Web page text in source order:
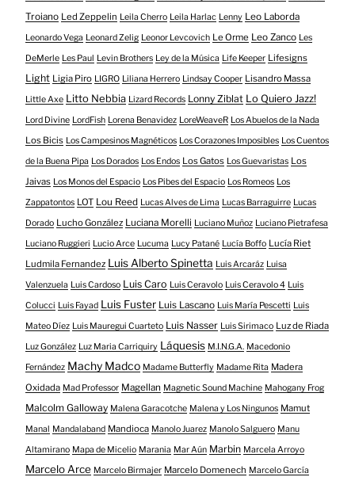
Troiano Led Zeppelin Leila Cherro Leila Harlac Lenny Leo Laborda
Leonardo Vega Leonard Zelig Leonor Levcovich Le Orme Leo Zanco Les
DeMerle Les Paul Levin Brothers Ley de la Música Life Keeper Lifesigns
Light Ligia Piro LIGRO Liliana Herrero Lindsay Cooper Lisandro Massa
Little Axe Litto Nebbia Lizard Records Lonny Ziblat Lo Quiero Jazz!
Lord Divine LordFish Lorena Benavidez LoreWeaveR Los Abuelos de la Nada
Los Bicis Los Campesinos Magnéticos Los Corazones Imposibles Los Cuentos
de la Buena Pipa Los Dorados Los Endos Los Gatos Los Guevaristas Los
Jaivas Los Monos del Espacio Los Pibes del Espacio Los Romeos Los
Zappatontos LOT Lou Reed Lucas Alves de Lima Lucas Barraguirre Lucas
Dorado Lucho González Luciana Morelli Luciano Muñoz Luciano Pietrafesa
Luciano Ruggieri Lucio Arce Lucuma Lucy Patané Lucía Boffo Lucía Riet
Ludmila Fernandez Luis Alberto Spinetta Luis Arcaráz Luisa
Valenzuela Luis Cardoso Luis Caro Luis Ceravolo Luis Ceravolo 4 Luis
Colucci Luis Fayad Luis Fuster Luis Lascano Luis María Pescetti Luis
Mateo Díez Luis Mauregui Cuarteto Luis Nasser Luis Sirimaco Luz de Riada
Luz González Luz Maria Carriquiry Láquesis M.I.N.G.A. Macedonio
Fernández Machy Madco Madame Butterfly Madame Rita Madera
Oxidada Mad Professor Magellan Magnetic Sound Machine Mahogany Frog
Malcolm Galloway Malena Garacotche Malena y Los Ningunos Mamut
Manal Mandalaband Mandioca Manolo Juarez Manolo Salguero Manu
Altamirano Mapa de Micelio Marania Mar Aún Marbin Marcela Arroyo
Marcelo Arce Marcelo Birmajer Marcelo Domenech Marcelo García